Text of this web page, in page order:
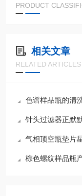
PRODUCT
相关文章
RELATED ARTICLES
色谱样品瓶的清
针头过滤器正默
气相顶空瓶垫片
棕色螺纹样品瓶